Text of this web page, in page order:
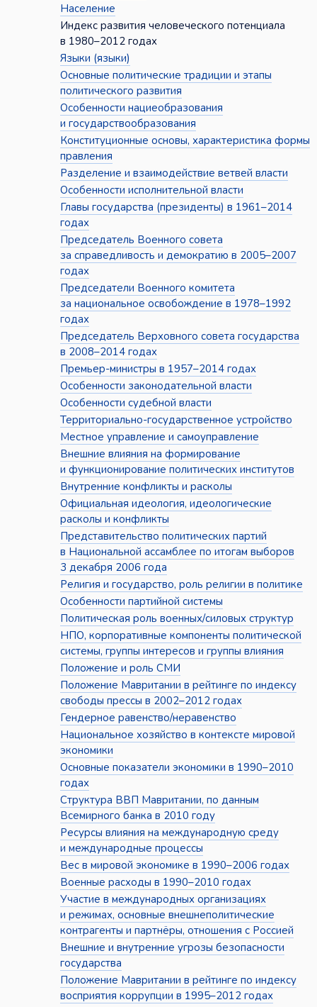
Население
Индекс развития человеческого потенциала
в 1980–2012 годах
Языки (языки)
Основные политические традиции и этапы
политического развития
Особенности нациеобразования
и государствообразования
Конституционные основы, характеристика формы
правления
Разделение и взаимодействие ветвей власти
Особенности исполнительной власти
Главы государства (президенты) в 1961–2014
годах
Председатель Военного совета
за справедливость и демократию в 2005–2007
годах
Председатели Военного комитета
за национальное освобождение в 1978–1992
годах
Председатель Верховного совета государства
в 2008–2014 годах
Премьер-министры в 1957–2014 годах
Особенности законодательной власти
Особенности судебной власти
Территориально-государственное устройство
Местное управление и самоуправление
Внешние влияния на формирование
и функционирование политических институтов
Внутренние конфликты и расколы
Официальная идеология, идеологические
расколы и конфликты
Представительство политических партий
в Национальной ассамблее по итогам выборов
3 декабря 2006 года
Религия и государство, роль религии в политике
Особенности партийной системы
Политическая роль военных/силовых структур
НПО, корпоративные компоненты политической
системы, группы интересов и группы влияния
Положение и роль СМИ
Положение Мавритании в рейтинге по индексу
свободы прессы в 2002–2012 годах
Гендерное равенство/неравенство
Национальное хозяйство в контексте мировой
экономики
Основные показатели экономики в 1990–2010
годах
Структура ВВП Мавритании, по данным
Всемирного банка в 2010 году
Ресурсы влияния на международную среду
и международные процессы
Вес в мировой экономике в 1990–2006 годах
Военные расходы в 1990–2010 годах
Участие в международных организациях
и режимах, основные внешнеполитические
контрагенты и партнёры, отношения с Россией
Внешние и внутренние угрозы безопасности
государства
Положение Мавритании в рейтинге по индексу
восприятия коррупции в 1995–2012 годах